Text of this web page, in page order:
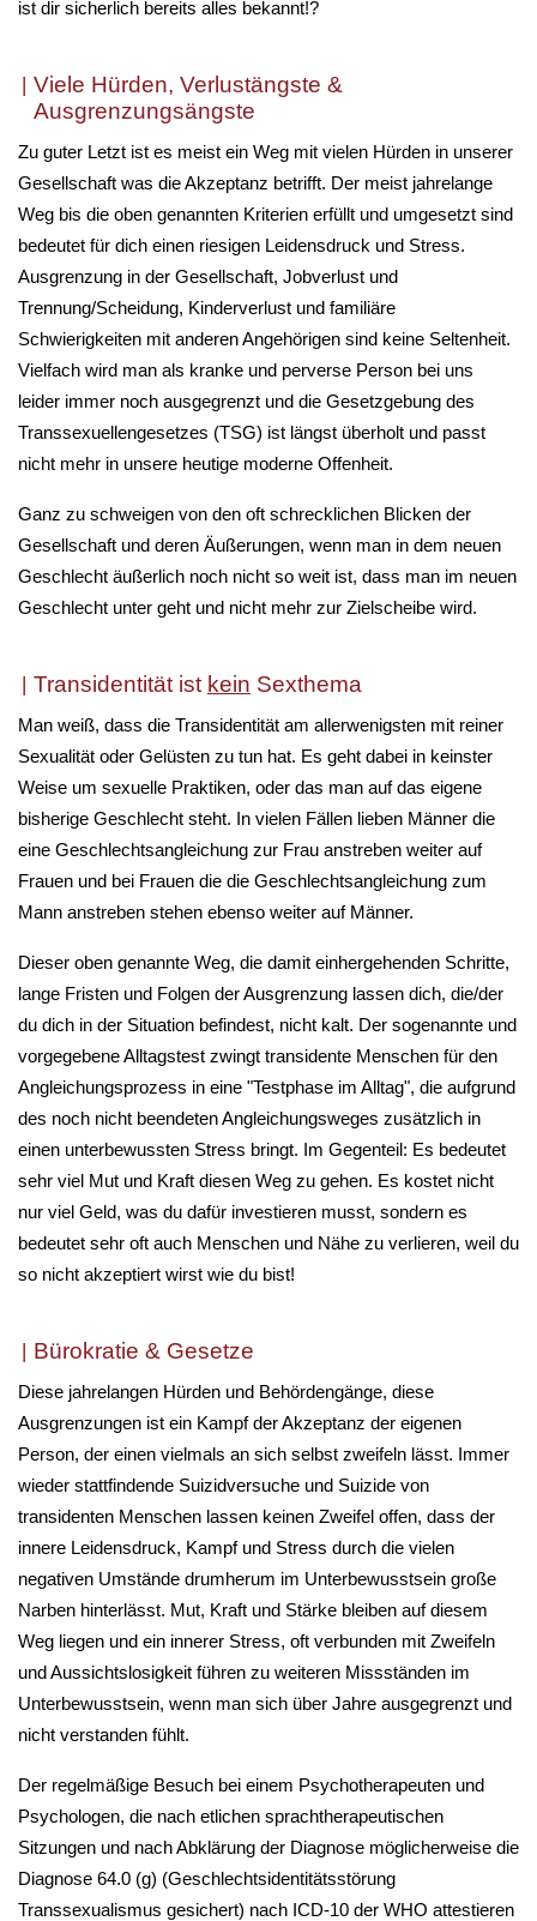
ist dir sicherlich bereits alles bekannt!?
Viele Hürden, Verlustängste &
Ausgrenzungsängste
Zu guter Letzt ist es meist ein Weg mit vielen Hürden in unserer
Gesellschaft was die Akzeptanz betrifft. Der meist jahrelange
Weg bis die oben genannten Kriterien erfüllt und umgesetzt sind
bedeutet für dich einen riesigen Leidensdruck und Stress.
Ausgrenzung in der Gesellschaft, Jobverlust und
Trennung/Scheidung, Kinderverlust und familiäre
Schwierigkeiten mit anderen Angehörigen sind keine Seltenheit.
Vielfach wird man als kranke und perverse Person bei uns
leider immer noch ausgegrenzt und die Gesetzgebung des
Transsexuellengesetzes (TSG) ist längst überholt und passt
nicht mehr in unsere heutige moderne Offenheit.
Ganz zu schweigen von den oft schrecklichen Blicken der
Gesellschaft und deren Äußerungen, wenn man in dem neuen
Geschlecht äußerlich noch nicht so weit ist, dass man im neuen
Geschlecht unter geht und nicht mehr zur Zielscheibe wird.
Transidentität ist kein Sexthema
Man weiß, dass die Transidentität am allerwenigsten mit reiner
Sexualität oder Gelüsten zu tun hat. Es geht dabei in keinster
Weise um sexuelle Praktiken, oder das man auf das eigene
bisherige Geschlecht steht. In vielen Fällen lieben Männer die
eine Geschlechtsangleichung zur Frau anstreben weiter auf
Frauen und bei Frauen die die Geschlechtsangleichung zum
Mann anstreben stehen ebenso weiter auf Männer.
Dieser oben genannte Weg, die damit einhergehenden Schritte,
lange Fristen und Folgen der Ausgrenzung lassen dich, die/der
du dich in der Situation befindest, nicht kalt. Der sogenannte und
vorgegebene Alltagstest zwingt transidente Menschen für den
Angleichungsprozess in eine "Testphase im Alltag", die aufgrund
des noch nicht beendeten Angleichungsweges zusätzlich in
einen unterbewussten Stress bringt. Im Gegenteil: Es bedeutet
sehr viel Mut und Kraft diesen Weg zu gehen. Es kostet nicht
nur viel Geld, was du dafür investieren musst, sondern es
bedeutet sehr oft auch Menschen und Nähe zu verlieren, weil du
so nicht akzeptiert wirst wie du bist!
Bürokratie & Gesetze
Diese jahrelangen Hürden und Behördengänge, diese
Ausgrenzungen ist ein Kampf der Akzeptanz der eigenen
Person, der einen vielmals an sich selbst zweifeln lässt. Immer
wieder stattfindende Suizidversuche und Suizide von
transidenten Menschen lassen keinen Zweifel offen, dass der
innere Leidensdruck, Kampf und Stress durch die vielen
negativen Umstände drumherum im Unterbewusstsein große
Narben hinterlässt. Mut, Kraft und Stärke bleiben auf diesem
Weg liegen und ein innerer Stress, oft verbunden mit Zweifeln
und Aussichtslosigkeit führen zu weiteren Missständen im
Unterbewusstsein, wenn man sich über Jahre ausgegrenzt und
nicht verstanden fühlt.
Der regelmäßige Besuch bei einem Psychotherapeuten und
Psychologen, die nach etlichen sprachtherapeutischen
Sitzungen und nach Abklärung der Diagnose möglicherweise die
Diagnose 64.0 (g) (Geschlechtsidentitätsstörung
Transsexualismus gesichert) nach ICD-10 der WHO attestieren